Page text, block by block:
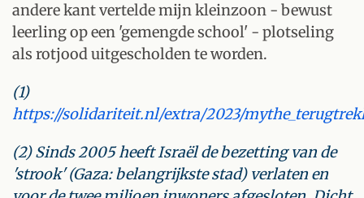
andere kant vertelde mijn kleinzoon - bewust
leerling op een 'gemengde school' - plotseling
als rotjood uitgescholden te worden.
(1)
https://solidariteit.nl/extra/2023/
(2) Sinds 2005 heeft Israël de bezetting van de
'strook' (Gaza: belangrijkste stad) verlaten en